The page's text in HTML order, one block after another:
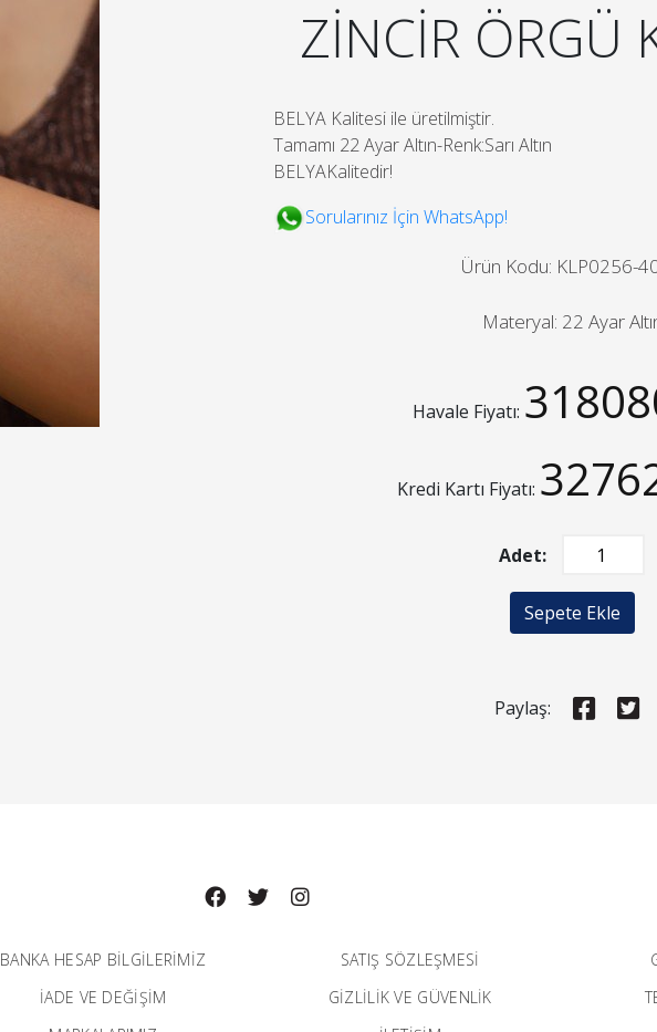
ZİNCİR ÖRGÜ
BELYA Kalitesi ile üretilmiştir.
Tamamı 22 Ayar Altın-Renk:Sarı Altın
BELYAKalitedir!
Sorularınız İçin WhatsApp!
Ürün Kodu: KLP0256-
Materyal: 22 Ayar
Havale Fiyatı:
Kredi Kartı Fiyatı:
Adet:
Sepete Ekle
Paylaş:
BANKA HESAP BILGILERIMIZ SATIŞ SÖZLEŞMESİ
İADE VE DEĞİŞİM GİZLİLİK VE GÜVENLİK